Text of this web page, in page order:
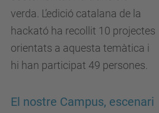
verda. L’edició catalana de la
hackató ha recollit 10 projectes
orientats a aquesta temàtica i
hi han participat 49 persones.
El nostre Campus, escenari